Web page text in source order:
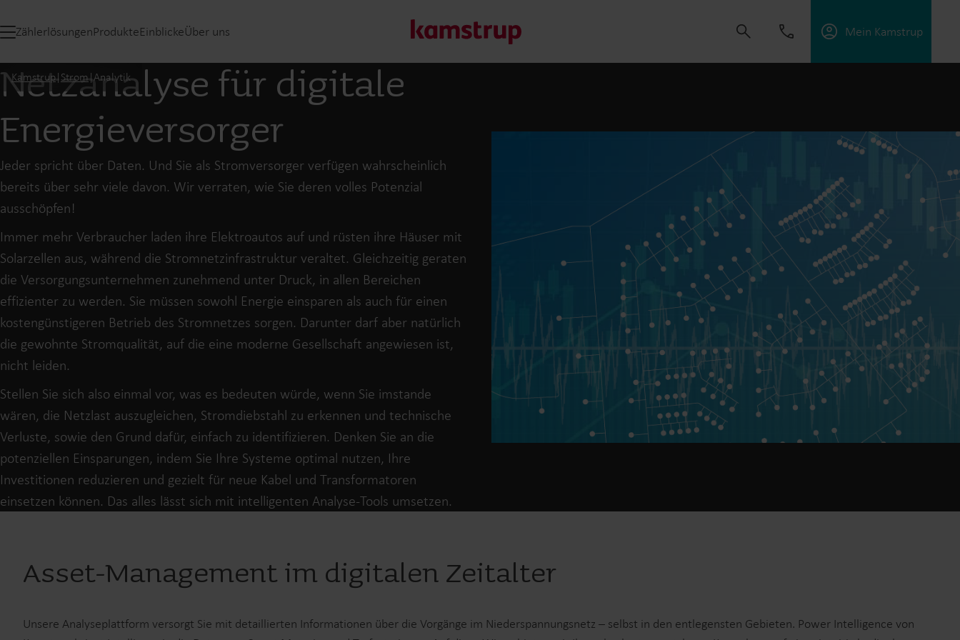
ZählerlösungenProdukteEinblickeÜber uns Mein Kamstrup
Unsere Lösungen
Unser Engagement für eine nachhaltigere Zukunft motiviert uns, Lösungen zu schaffen, die es unseren
Kunden ermöglichen, Wasserverluste zu minimieren, Versorgungsunternehmen zu unterstützen, die
Energieeffizienz zu maximieren und die Elektrifizierung effektiv zu managen.
Intelligente Wasserlösungen
für präzise Messung und
Lösungen im Wärmebereich
Intelligente Wärmelösungen
Fortschrittliche
Kamstrup| Strom |Analytik
Netzanalyse für digitale
Energieversorger
Jeder spricht über Daten. Und Sie als Stromversorger verfügen wahrscheinlich
bereits über sehr viele davon. Wir verraten, wie Sie deren volles Potenzial
ausschöpfen!
Immer mehr Verbraucher laden ihre Elektroautos auf und rüsten ihre Häuser mit
Solarzellen aus, während die Stromnetzinfrastruktur veraltet. Gleichzeitig geraten
die Versorgungsunternehmen zunehmend unter Druck, in allen Bereichen
effizienter zu werden. Sie müssen sowohl Energie einsparen als auch für einen
kostengünstigeren Betrieb des Stromnetzes sorgen. Darunter darf aber natürlich
die gewohnte Stromqualität, auf die eine moderne Gesellschaft angewiesen ist,
nicht leiden.
Stellen Sie sich also einmal vor, was es bedeuten würde, wenn Sie imstande
wären, die Netzlast auszugleichen, Stromdiebstahl zu erkennen und technische
Verluste, sowie den Grund dafür, einfach zu identifizieren. Denken Sie an die
potenziellen Einsparungen, indem Sie Ihre Systeme optimal nutzen, Ihre
Investitionen reduzieren und gezielt für neue Kabel und Transformatoren
einsetzen können. Das alles lässt sich mit intelligenten Analyse-Tools umsetzen.
Asset-Management im digitalen Zeitalter
Unsere Analyseplattform versorgt Sie mit detaillierten Informationen über die Vorgänge im Niederspannungsnetz – selbst in den entlegensten Gebieten. Power Intelligence von